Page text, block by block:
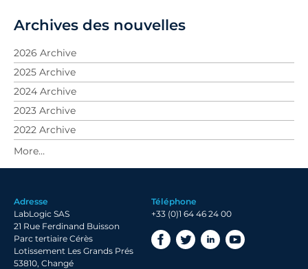
Archives des nouvelles
2026 Archive
2025 Archive
2024 Archive
2023 Archive
2022 Archive
2021 Archive
2020 Archive
2018 Archive
2017 Archive
Adresse
LabLogic SAS
21 Rue Ferdinand Buisson
Parc tertiaire Cérès
Lotissement Les Grands Prés
53810, Changé
Téléphone
+33 (0)1 64 46 24 00